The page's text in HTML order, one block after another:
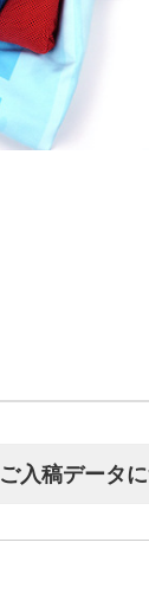
ご入稿データ